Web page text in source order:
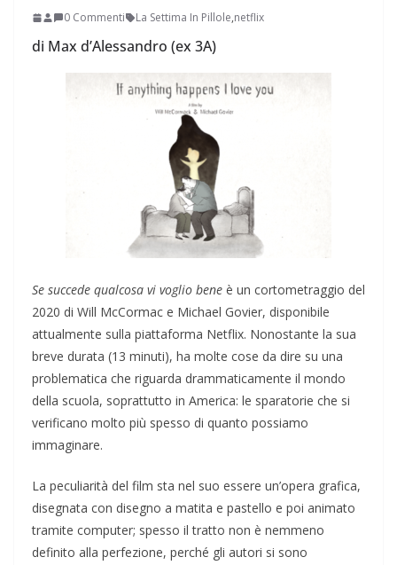
0 Commenti La Settima In Pillole,netflix
di Max d’Alessandro (ex 3A)
Se succede qualcosa vi voglio bene è un cortometraggio del
2020 di Will McCormac e Michael Govier, disponibile
attualmente sulla piattaforma Netflix. Nonostante la sua
breve durata (13 minuti), ha molte cose da dire su una
problematica che riguarda drammaticamente il mondo
della scuola, soprattutto in America: le sparatorie che si
verificano molto più spesso di quanto possiamo
immaginare.
La peculiarità del film sta nel suo essere un’opera grafica,
disegnata con disegno a matita e pastello e poi animato
tramite computer; spesso il tratto non è nemmeno
definito alla perfezione, perché gli autori si sono